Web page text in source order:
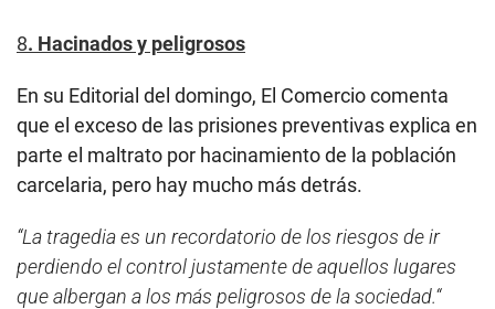
8. Hacinados y peligrosos
En su Editorial del domingo, El Comercio comenta
que el exceso de las prisiones preventivas explica en
parte el maltrato por hacinamiento de la población
carcelaria, pero hay mucho más detrás.
“La tragedia es un recordatorio de los riesgos de ir
perdiendo el control justamente de aquellos lugares
que albergan a los más peligrosos de la sociedad.“